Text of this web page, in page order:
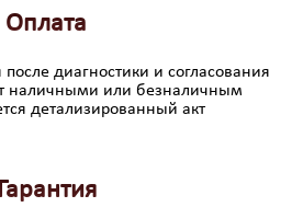
Оплата
диагностики и согласования
наличными или безналичным
детализированный акт
Гарантия